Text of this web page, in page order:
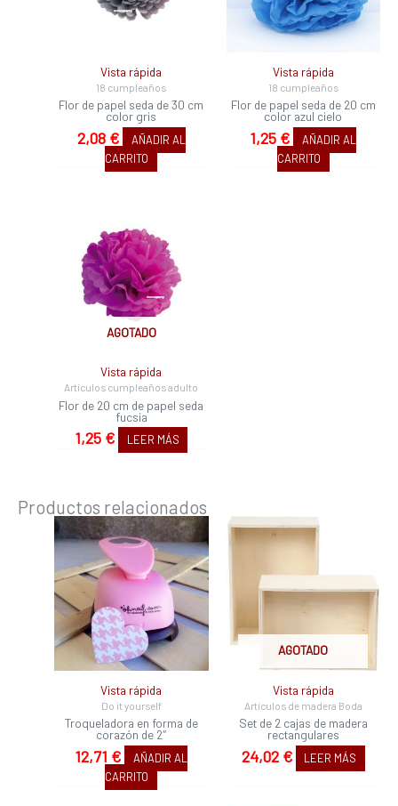
Vista rápida
18 cumpleaños
Flor de papel seda de 30 cm
color gris
2,08 €
AÑADIR AL
CARRITO
Vista rápida
18 cumpleaños
Flor de papel seda de 20 cm
color azul cielo
1,25 €
AÑADIR AL
CARRITO
AGOTADO
Vista rápida
Artículos cumpleaños adulto
Flor de 20 cm de papel seda
fucsia
1,25 € LEER MÁS
Productos relacionados
Vista rápida
Do it yourself
Troqueladora en forma de
corazón de 2″
12,71 €
AÑADIR AL
CARRITO
AGOTADO
Vista rápida
Artículos de madera Boda
Set de 2 cajas de madera
rectangulares
24,02 € LEER MÁS